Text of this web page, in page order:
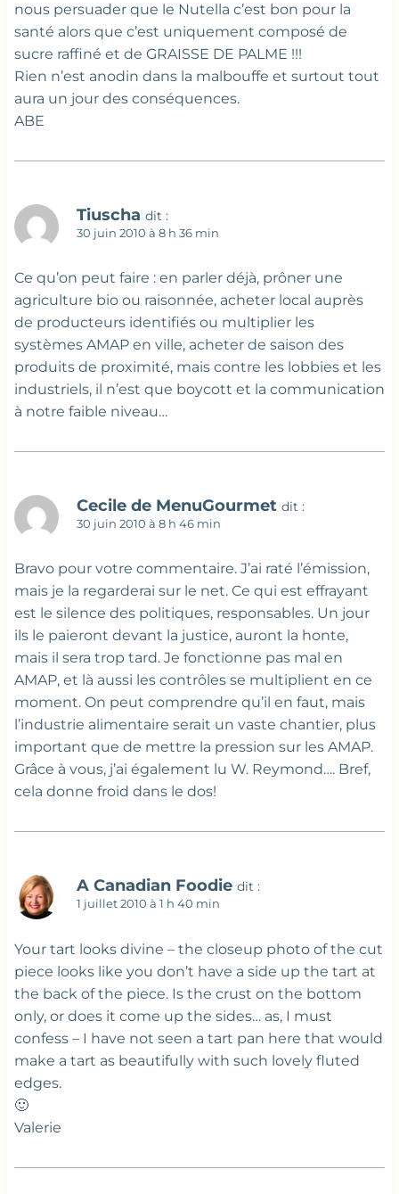
nous persuader que le Nutella c’est bon pour la
santé alors que c’est uniquement composé de
sucre raffiné et de GRAISSE DE PALME !!!
Rien n’est anodin dans la malbouffe et surtout tout
aura un jour des conséquences.
ABE
Tiuscha dit :
30 juin 2010 à 8 h 36 min
Ce qu’on peut faire : en parler déjà, prôner une
agriculture bio ou raisonnée, acheter local auprès
de producteurs identifiés ou multiplier les
systèmes AMAP en ville, acheter de saison des
produits de proximité, mais contre les lobbies et les
industriels, il n’est que boycott et la communication
à notre faible niveau…
Cecile de MenuGourmet dit :
30 juin 2010 à 8 h 46 min
Bravo pour votre commentaire. J’ai raté l’émission,
mais je la regarderai sur le net. Ce qui est effrayant
est le silence des politiques, responsables. Un jour
ils le paieront devant la justice, auront la honte,
mais il sera trop tard. Je fonctionne pas mal en
AMAP, et là aussi les contrôles se multiplient en ce
moment. On peut comprendre qu’il en faut, mais
l’industrie alimentaire serait un vaste chantier, plus
important que de mettre la pression sur les AMAP.
Grâce à vous, j’ai également lu W. Reymond…. Bref,
cela donne froid dans le dos!
A Canadian Foodie dit :
1 juillet 2010 à 1 h 40 min
Your tart looks divine – the closeup photo of the cut
piece looks like you don’t have a side up the tart at
the back of the piece. Is the crust on the bottom
only, or does it come up the sides… as, I must
confess – I have not seen a tart pan here that would
make a tart as beautifully with such lovely fluted
edges.
🙂
Valerie